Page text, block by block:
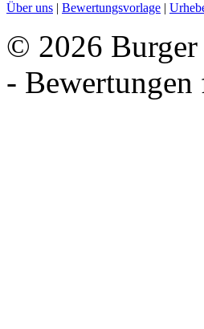
Über uns | Bewertungsvorlage |
© 2026
-